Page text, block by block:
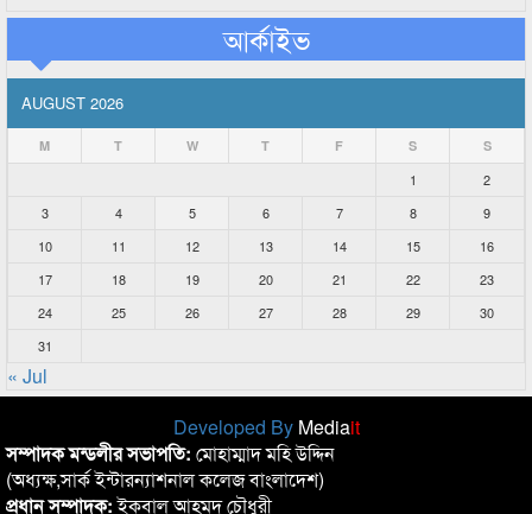
আর্কাইভ
AUGUST 2026
M T W T F S S
1
2
3
4 5 6 7 8
9
10
11 12 13 14 15
16
17
18 19 20 21 22
23
24
25 26 27 28 29
30
31
« Jul
Developed By Mediait
সম্পাদক মন্ডলীর সভাপতি: মোহাম্মাদ মহি উদ্দিন
(অধ্যক্ষ,সার্ক ইন্টারন্যাশনাল কলেজ বাংলাদেশ)
প্রধান সম্পাদক:ইকবাল আহমদ চৌধুরী